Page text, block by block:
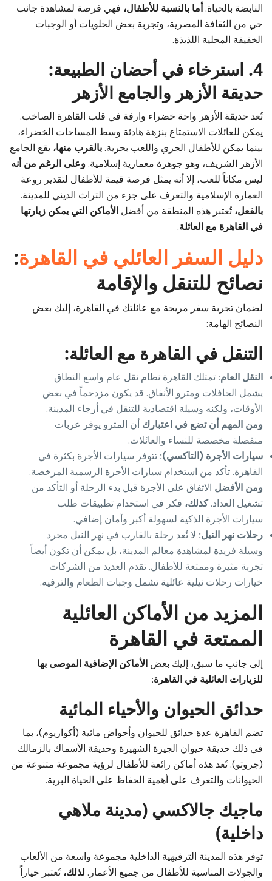
النابضة بالحياة.أما بالنسبة للأطفال، فهي فرصة لمشاهدة جانب
حي من الثقافة المصرية، وتجربة بعض الحلويات أو الوجبات
الخفيفة المحلية اللذيذة.
4. استرخاء في أحضان الطبيعة:
حديقة الأزهر والجامع الأزهر
تُعد حديقة الأزهر واحة خضراء وارفة في قلب القاهرة الصاخب.
يمكن للعائلات الاستمتاع بنزهة هادئة وسط المساحات الخضراء،
بينما يمكن للأطفال الجري واللعب بحرية.بالقرب منها، يقع الجامع
الأزهر الشريف، وهو جوهرة معمارية إسلامية.وعلى الرغم من أنه
ليس مكاناً للعب، إلا أنه يمثل فرصة قيمة للأطفال لتقدير روعة
العمارة الإسلامية والتعرف على جزء من التراث الديني للمدينة.
بالفعل،تُعتبر هذه المنطقة من أفضل الأماكن التي يمكن زيارتها
في القاهرة مع العائلة.
دليل السفر العائلي في القاهرة:
نصائح للتنقل والإقامة
لضمان تجربة سفر مريحة مع عائلتك في القاهرة، إليك بعض
النصائح الهامة:
التنقل في القاهرة مع العائلة:
النقل العام: تمتلك القاهرة نظام نقل عام واسع النطاق
يشمل الحافلات ومترو الأنفاق. قد يكون مزدحماً في بعض
الأوقات، ولكنه وسيلة اقتصادية للتنقل في أرجاء المدينة.
ومن المهم أن تضع في اعتبارك أن المترو يوفر عربات
منفصلة مخصصة للنساء والعائلات.
سيارات الأجرة (التاكسي): تتوفر سيارات الأجرة بكثرة في
القاهرة. تأكد من استخدام سيارات الأجرة الرسمية المرخصة.
ومن الأفضل الاتفاق على الأجرة قبل بدء الرحلة أو التأكد من
تشغيل العداد.كذلك، فكر في استخدام تطبيقات طلب
سيارات الأجرة الذكية لسهولة أكبر وأمان إضافي.
رحلات نهر النيل: لا تُعد رحلة بالقارب في نهر النيل مجرد
وسيلة فريدة لمشاهدة معالم المدينة، بل يمكن أن تكون أيضاً
تجربة مثيرة وممتعة للأطفال. تقدم العديد من الشركات
خيارات رحلات نيلية عائلية تشمل وجبات الطعام والترفيه.
المزيد من الأماكن العائلية
الممتعة في القاهرة
إلى جانب ما سبق، إليك بعض الأماكن الإضافية الموصى بها
للزيارات العائلية في القاهرة:
حدائق الحيوان والأحياء المائية
تضم القاهرة عدة حدائق للحيوان وأحواض مائية (أكواريوم)، بما
في ذلك حديقة حيوان الجيزة الشهيرة وحديقة الأسماك بالزمالك
(جروتو). تُعد هذه أماكن رائعة للأطفال لرؤية مجموعة متنوعة من
الحيوانات والتعرف على أهمية الحفاظ على الحياة البرية.
ماجيك جالاكسي (مدينة ملاهي
داخلية)
توفر هذه المدينة الترفيهية الداخلية مجموعة واسعة من الألعاب
والجولات المناسبة للأطفال من جميع الأعمار. لذلك،تُعتبر خياراً